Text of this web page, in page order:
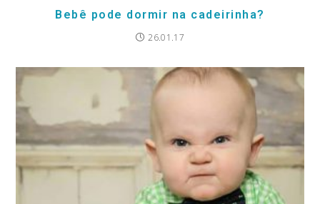
Bebê pode dormir na cadeirinha?
26.01.17